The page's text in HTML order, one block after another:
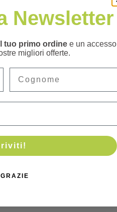
Newsletter
tuo primo ordine e un accesso
migliori offerte.